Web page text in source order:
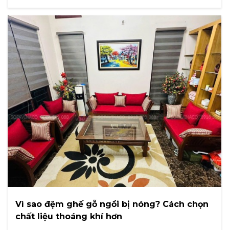
Vì sao đệm ghế gỗ ngồi bị nóng? Cách chọn
chất liệu thoáng khí hơn